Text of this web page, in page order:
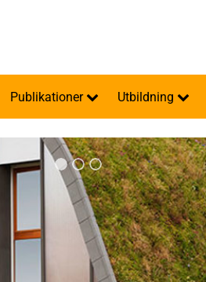
Publikationer Utbildning